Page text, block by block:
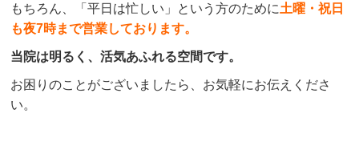
もちろん、「平日は忙しい」という方のために土曜・祝日
も夜7時まで営業しております。
当院は明るく、活気あふれる空間です。
お困りのことがございましたら、お気軽にお伝えくださ
い。